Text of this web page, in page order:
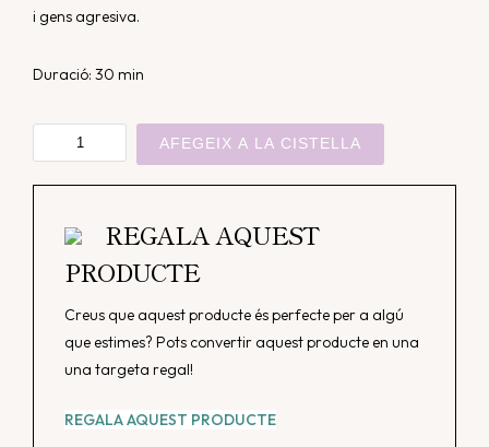
i gens agresiva.
Duració: 30 min
quantitat
de
Tractament
AFEGEIX A LA CISTELLA
REGALA AQUEST
PRODUCTE
Creus que aquest producte és perfecte per a algú
que estimes? Pots convertir aquest producte en una
una targeta regal!
REGALA AQUEST PRODUCTE